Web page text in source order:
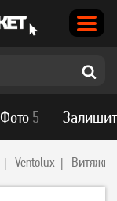
Ventolux Витяжка
Фото 5